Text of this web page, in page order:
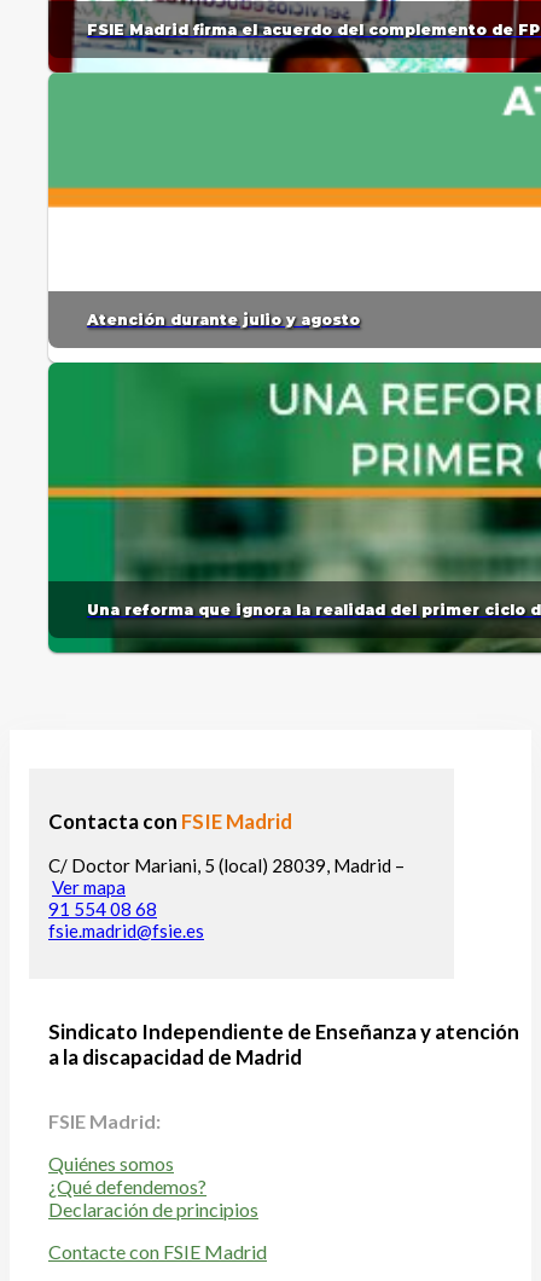
FSIE Madrid firma el acuerdo del complemento de
Atención durante julio y agosto
Una reforma que ignora la realidad del primer ciclo
Contacta con FSIE Madrid
C/ Doctor Mariani, 5 (local) 28039, Madrid –
Ver mapa
91 554 08 68
fsie.madrid@fsie.es
Sindicato Independiente de Enseñanza y atención
a la discapacidad de Madrid
FSIE Madrid:
Quiénes somos
¿Qué defendemos?
Declaración de principios
Contacte con FSIE Madrid